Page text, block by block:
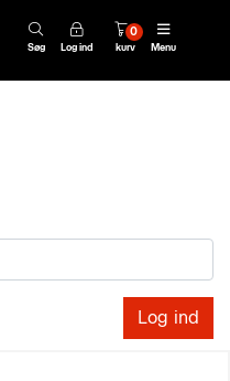
Søg Log ind kurv
0
Menu